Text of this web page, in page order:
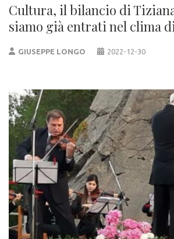
Cultura, il bilancio di
siamo già entrati nel clima
GIUSEPPE LONGO 2022-12-30